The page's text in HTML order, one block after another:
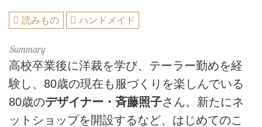
読みもの ハンドメイド
高校卒業後に洋裁を学び、テーラー勤めを経
験し、80歳の現在も服づくりを楽しんでいる
80歳のデザイナー・斉藤照子さん。新たにネ
ットショップを開設するなど、はじめてのこ